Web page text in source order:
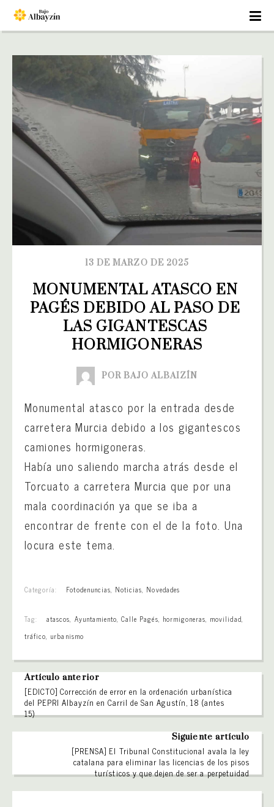
13 DE MARZO DE 2025
MONUMENTAL ATASCO EN
PAGÉS DEBIDO AL PASO DE
LAS GIGANTESCAS
HORMIGONERAS
POR BAJO ALBAIZÍN
Monumental atasco por la entrada desde
carretera Murcia debido a los gigantescos
camiones hormigoneras.
Había uno saliendo marcha atrás desde el
Torcuato a carretera Murcia que por una
mala coordinación ya que se iba a
encontrar de frente con el de la foto. Una
locura este tema.
Categoría: Fotodenuncias, Noticias, Novedades
Tag: atascos, Ayuntamiento,Calle Pagés, hormigoneras, movilidad,
tráfico, urbanismo
Artículo anterior
[EDICTO] Corrección de error en la ordenación urbanística
del PEPRI Albayzín en Carril de San Agustín, 18 (antes
15)
Siguiente artículo
[PRENSA] El Tribunal Constitucional avala la ley
catalana para eliminar las licencias de los pisos
turísticos y que dejen de ser a perpetuidad